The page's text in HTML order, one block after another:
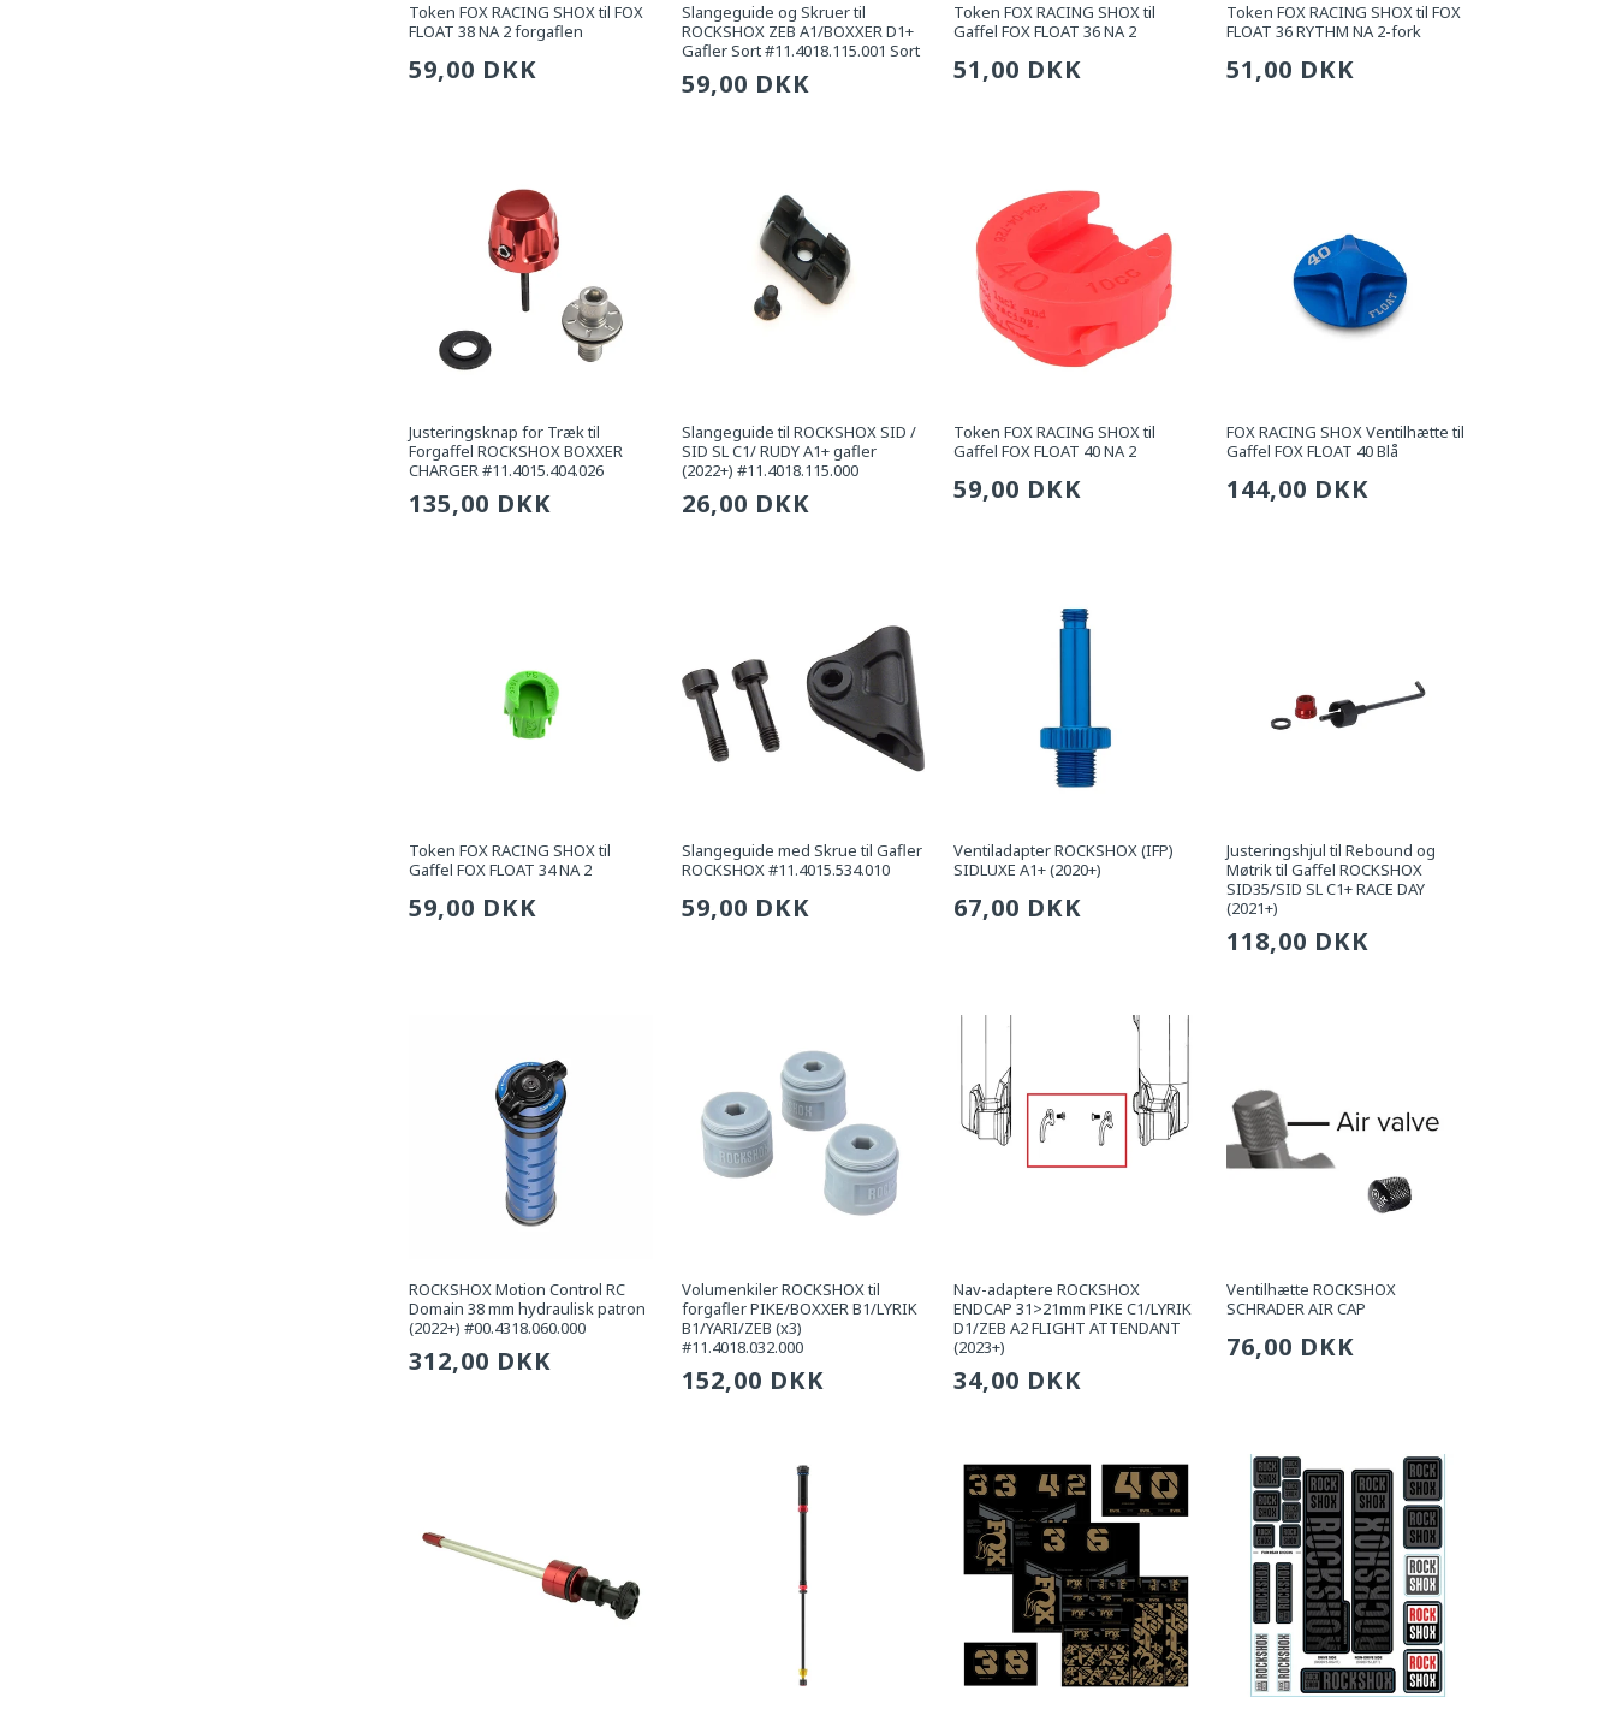
Token FOX RACING SHOX til FOX
FLOAT 38 NA 2 forgaflen
Sædvanlig
59,00 DKK
Slangeguide og Skruer til
ROCKSHOX ZEB A1/BOXXER D1+
Gafler Sort #11.4018.115.001 Sort
Sædvanlig
59,00 DKK
Token FOX RACING SHOX til
Gaffel FOX FLOAT 36 NA 2
Sædvanlig
51,00 DKK
Token FOX RACING SHOX til FOX
FLOAT 36 RYTHM NA 2-fork
Sædvanlig
51,00 DKK
Justeringsknap for Træk til
Forgaffel ROCKSHOX BOXXER
CHARGER #11.4015.404.026
Sædvanlig
135,00 DKK
Slangeguide til ROCKSHOX SID /
SID SL C1/ RUDY A1+ gafler
(2022+) #11.4018.115.000
Sædvanlig
26,00 DKK
Token FOX RACING SHOX til
Gaffel FOX FLOAT 40 NA 2
Sædvanlig
59,00 DKK
FOX RACING SHOX Ventilhætte til
Gaffel FOX FLOAT 40 Blå
Sædvanlig
144,00 DKK
Token FOX RACING SHOX til
Gaffel FOX FLOAT 34 NA 2
Sædvanlig
59,00 DKK
Slangeguide med Skrue til Gafler
ROCKSHOX #11.4015.534.010
Sædvanlig
59,00 DKK
Ventiladapter ROCKSHOX (IFP)
SIDLUXE A1+ (2020+)
Sædvanlig
67,00 DKK
Justeringshjul til Rebound og
Møtrik til Gaffel ROCKSHOX
SID35/SID SL C1+ RACE DAY
(2021+)
Sædvanlig
118,00 DKK
ROCKSHOX Motion Control RC
Domain 38 mm hydraulisk patron
(2022+) #00.4318.060.000
Sædvanlig
312,00 DKK
Volumenkiler ROCKSHOX til
forgafler PIKE/BOXXER B1/LYRIK
B1/YARI/ZEB (x3)
#11.4018.032.000
Sædvanlig
152,00 DKK
Nav-adaptere ROCKSHOX
ENDCAP 31>21mm PIKE C1/LYRIK
D1/ZEB A2 FLIGHT ATTENDANT
(2023+)
Sædvanlig
34,00 DKK
Ventilhætte ROCKSHOX
SCHRADER AIR CAP
Sædvanlig
76,00 DKK